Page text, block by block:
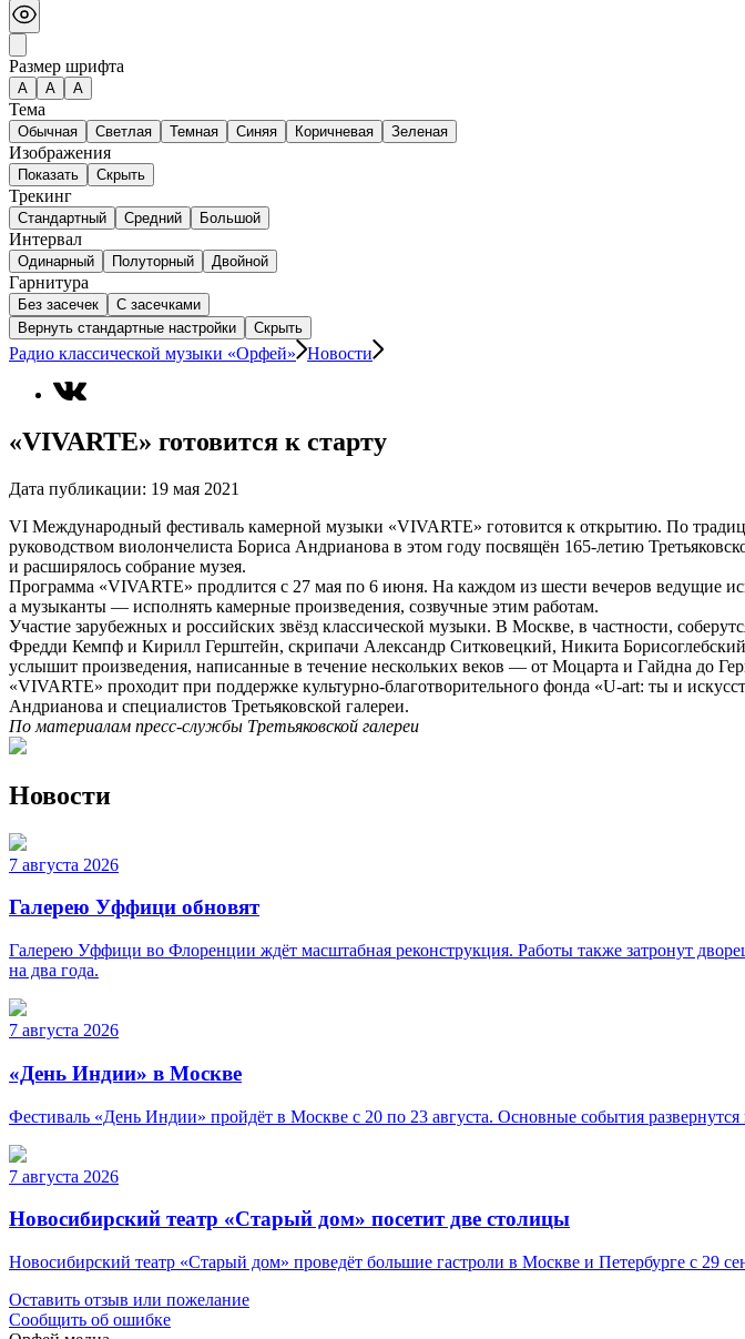
Размер шрифта
А A A
Тема
Обычная Светлая Темная Синяя Коричневая Зеленая
Изображения
Показать Скрыть
Трекинг
Стандартный Средний Большой
Интервал
Одинарный Полуторный Двойной
Гарнитура
Без засечек
С засечками
Вернуть стандартные настройки
Скрыть
Радио классической музыки «Орфей» Новости
«VIVARTE» готовится к старту
Дата публикации: 19 мая 2021
VI Международный фестиваль камерной музыки «VIVARTE» готовится к открытию. По
руководством виолончелиста Бориса Андрианова в этом году посвящён 165-летию
и расширялось собрание музея.
Программа «VIVARTE» продлится с 27 мая по 6 июня. На каждом из шести вечеров ведущие
а музыканты — исполнять камерные произведения, созвучные этим работам.
Участие зарубежных и российских звёзд классической музыки. В Москве, в частности,
Фредди Кемпф и Кирилл Герштейн, скрипачи Александр Ситковецкий, Никита
услышит произведения, написанные в течение нескольких веков — от Моцарта и Гайдна до
«VIVARTE» проходит при поддержке культурно-благотворительного фонда «U-art: ты и
Андрианова и специалистов Третьяковской галереи.
По материалам пресс-службы Третьяковской галереи
Новости
7 августа 2026
Галерею Уффици обновят
Галерею Уффици во Флоренции ждёт масштабная реконструкция. Работы также затронут
на два года.
7 августа 2026
«День Индии» в Москве
Фестиваль «День Индии» пройдёт в Москве с 20 по 23 августа. Основные события
7 августа 2026
Новосибирский театр «Старый дом» посетит две столицы
Новосибирский театр «Старый дом» проведёт большие гастроли в Москве и Петербурге с 29
Оставить отзыв или пожелание
Сообщить об ошибке